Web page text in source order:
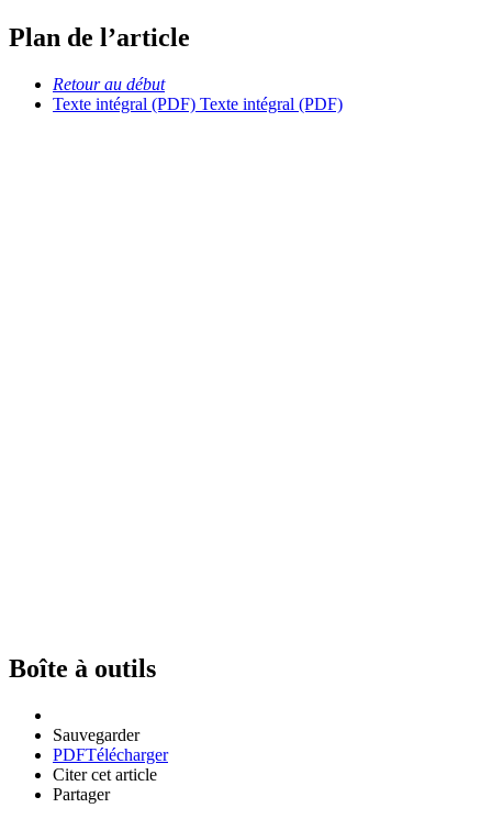
Plan de l’article
Retour au début
Texte intégral (PDF) Texte intégral (PDF)
Boîte à outils
Sauvegarder
PDFTélécharger
Citer cet article
Partager